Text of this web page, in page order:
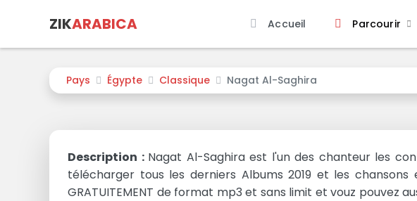
ZIKARABICA Accueil Parcourir
Pays Égypte Classique Nagat Al-Saghira
Description : Nagat Al-Saghira est l'un des chanteur les
télécharger tous les derniers Albums 2019 et les
GRATUITEMENT de format mp3 et sans limit et vouz pouvez